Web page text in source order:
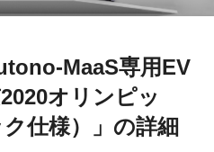
MaaS専用EV
オリンピッ
仕様）」の詳細